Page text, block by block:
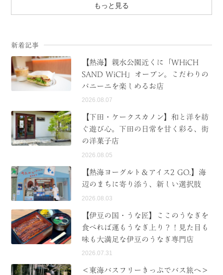
もっと見る
新着記事
【熱海】親水公園近くに「WHiCH
SAND WiCH」オープン。こだわりの
パニーニを楽しめるお店
2026.08.07
【下田・ケークスカノン】和と洋を紡
ぐ遊び心。下田の日常を甘く彩る、街
の洋菓子店
2026.08.05
【熱海ヨーグルト＆アイス2 GO.】海
辺のまちに寄り添う、新しい選択肢
2026.08.03
【伊豆の国・うな匠】ここのうなぎを
食べれば運もうなぎ上り？！見た目も
味も大満足な伊豆のうなぎ専門店
2026.07.31
＜東海バスフリーきっぷでバス旅へ＞